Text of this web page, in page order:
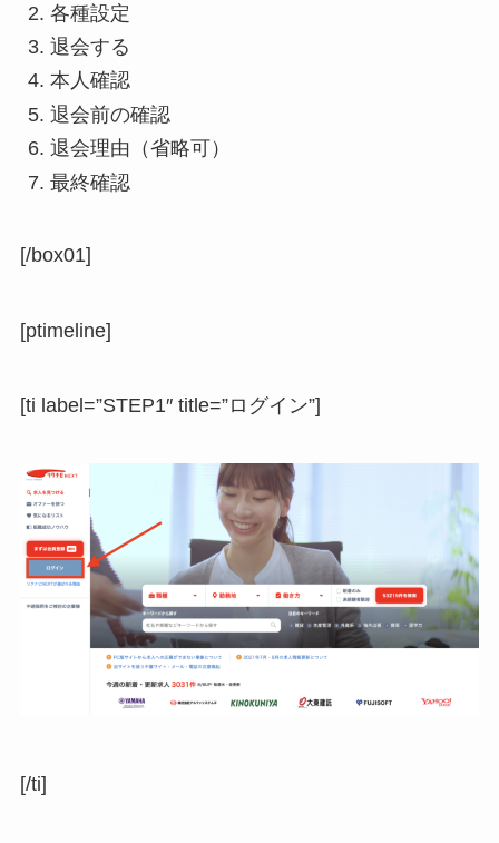
各種設定
退会する
本人確認
退会前の確認
退会理由（省略可）
最終確認
[/box01]
[ptimeline]
[ti label=”STEP1″ title=”ログイン”]
[/ti]